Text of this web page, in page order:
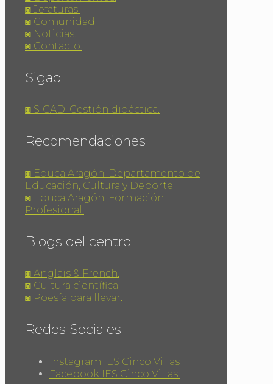
◙ Jefaturas.
◙ Comunidad.
◙ Noticias.
◙ Contacto.
Sigad
◙ SIGAD. Gestión didáctica.
Recomendaciones
◙ Educa Aragón. Departamento de
Educación, Cultura y Deporte.
◙ Educa Aragón. Formación
Profesional.
Blogs del centro
◙ Anglais & French.
◙ Cultura científica.
◙ Poesía para llevar.
Redes Sociales
Instagram IES Cinco Villas
Facebook IES Cinco Villas